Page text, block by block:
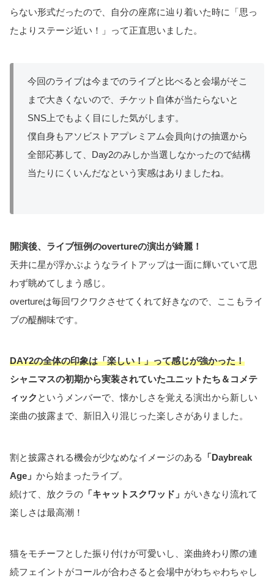
らない形式だったので、自分の座席に辿り着いた時に「思っ
たよりステージ近い！」って正直思いました。
今回のライブは今までのライブと比べると会場がそこ
まで大きくないので、チケット自体が当たらないと
SNS上でもよく目にした気がします。
僕自身もアソビストアプレミアム会員向けの抽選から
全部応募して、Day2のみしか当選しなかったので結構
当たりにくいんだなという実感はありましたね。
開演後、ライブ恒例のovertureの演出が綺麗！
天井に星が浮かぶようなライトアップは一面に輝いていて思
わず眺めてしまう感じ。
overtureは毎回ワクワクさせてくれて好きなので、ここもライ
ブの醍醐味です。
DAY2の全体の印象は「楽しい！」って感じが強かった！
シャニマスの初期から実装されていたユニットたち＆コメテ
ィック というメンバーで、懐かしさを覚える演出から新しい
楽曲の披露まで、新旧入り混じった楽しさがありました。
割と披露される機会が少なめなイメージのある
「Daybreak
Age」 から始まったライブ。
続けて、放クラの 「キャットスクワッド」 がいきなり流れて
楽しさは最高潮！
猫をモチーフとした振り付けが可愛いし、楽曲終わり際の連
続フェイントがコールが合わさると会場中がわちゃわちゃし